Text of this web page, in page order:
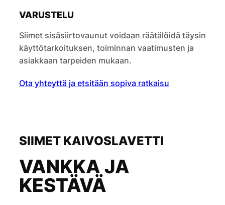
VARUSTELU
Siimet sisäsiirtovaunut voidaan räätälöidä täysin
käyttötarkoituksen, toiminnan vaatimusten ja
asiakkaan tarpeiden mukaan.
Ota yhteyttä ja etsitään sopiva ratkaisu
SIIMET KAIVOSLAVETTI
VANKKA JA
KESTÄVÄ